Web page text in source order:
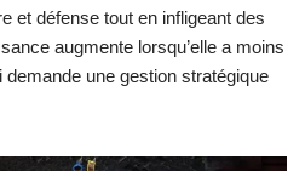
et défense tout en infligeant des
augmente lorsqu’elle a moins
demande une gestion stratégique